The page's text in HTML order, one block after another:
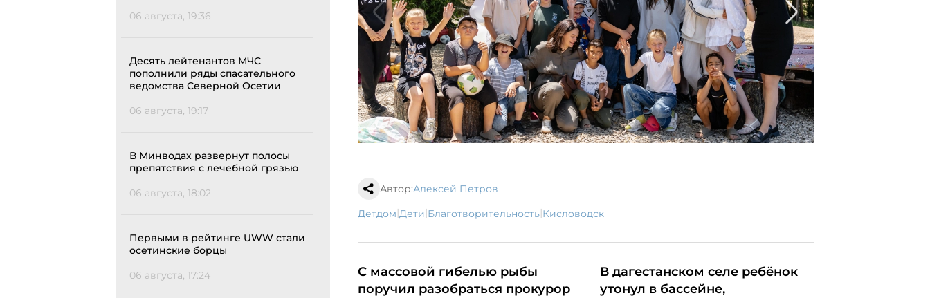
06 августа, 19:36
Десять лейтенантов МЧС
пополнили ряды спасательного
ведомства Северной Осетии
06 августа, 19:17
В Минводах развернут полосы
препятствия с лечебной грязью
06 августа, 18:02
Первыми в рейтинге UWW стали
осетинские борцы
06 августа, 17:24
Автор:Алексей Петров
детдом| дети| благотворительность| Кисловодск
С массовой гибелью рыбы
поручил разобраться прокурор
В дагестанском селе ребёнок
утонул в бассейне,